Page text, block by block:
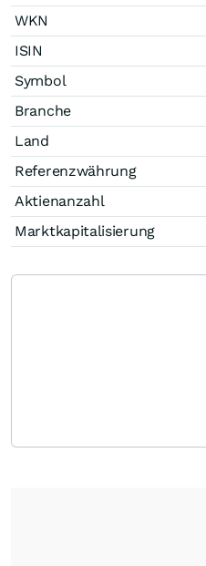
WKN
ISIN
Symbol
Branche
Land
Referenzwährung
Aktienanzahl
Marktkapitalisierung